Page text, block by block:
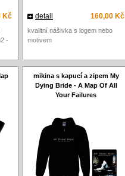
Kč 160,00 Kč
detail
-
kvalitní nášivka s logem nebo
motivem
mikina s kapucí a zipem My
Dying Bride - A Map Of All
Your Failures